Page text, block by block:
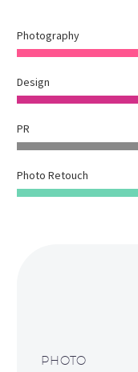
Photography
Design
PR
Photo Retouch
PHOTO